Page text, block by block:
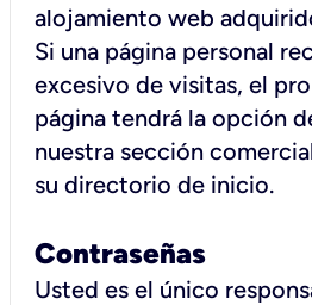
alojamiento web
Si una página personal
excesivo de visitas, el
página tendrá la opción
nuestra sección
su directorio de inicio.
Contraseñas
Usted es el único